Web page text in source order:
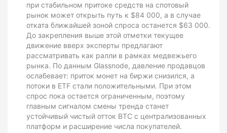
при стабильном притоке средств на спотовый
рынок может открыть путь к $84 000, а в случае
отката ближайшей зоной спроса останется $63 000.
До закрепления выше этой отметки текущее
движение вверх эксперты предлагают
рассматривать как ралли в рамках медвежьего
рынка. По данным Glassnode, давление продавцов
ослабевает: приток монет на биржи снизился, а
потоки в ETF стали положительными. При этом
спрос пока остается ограниченным, поэтому
главным сигналом смены тренда станет
устойчивый чистый отток BTC с централизованных
платформ и расширение числа покупателей.